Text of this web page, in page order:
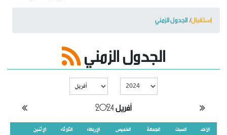
تسجيل الدخول
نسيت كلمة المرور
إستقبال الجدول الزمني
الجدول الزمني
أفريل 2024
الإثنين الثلاثاء الإربعاء الخميس الجمعة السبت
الأحد